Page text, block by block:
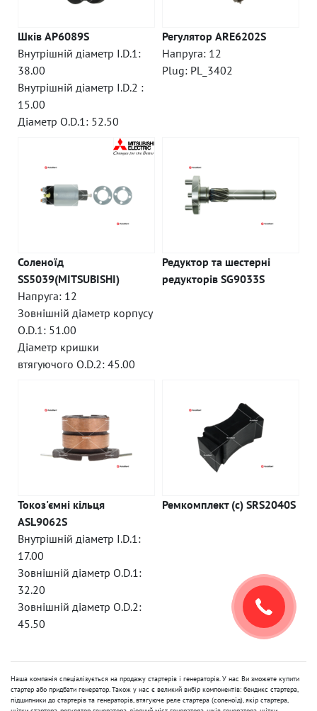
Шків AP6089S
Внутрішній діаметр I.D.1:
38.00
Внутрішній діаметр I.D.2 :
15.00
Діаметр O.D.1: 52.50
Регулятор ARE6202S
Напруга: 12
Plug: PL_3402
Соленоїд
SS5039(MITSUBISHI)
Напруга: 12
Зовнішній діаметр корпусу
O.D.1: 51.00
Діаметр кришки
втягуючого O.D.2: 45.00
Редуктор та шестерні
редукторів SG9033S
Токоз'ємні кільця
ASL9062S
Внутрішній діаметр I.D.1:
17.00
Зовнішній діаметр O.D.1:
32.20
Зовнішній діаметр O.D.2:
45.50
Ремкомплект (c) SRS2040S
Наша компанія спеціалізується на продажу стартерів і генераторів. У нас Ви зможете купити
стартер або придбати генератор. Також у нас є великий вибір компонентів: бендикс стартера,
підшипники до стартерів та генераторів, втягуюче реле стартера (соленоїд), якір стартера,